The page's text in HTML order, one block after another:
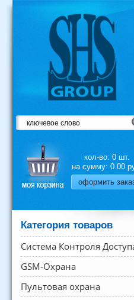
кол-во: 0шт.
на сумму: 0.00
оформить
Категория товаров
Система Контроля
GSM-Охрана
Пультовая охрана